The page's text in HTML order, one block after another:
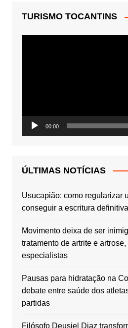
TURISMO TOCANTINS
00:00
ÚLTIMAS NOTÍCIAS
Usucapião: como regularizar
conseguir a escritura definitiva
Movimento deixa de ser
tratamento de artrite e
especialistas
Pausas para hidratação na
debate entre saúde dos
partidas
Filósofo Deusiel Diaz